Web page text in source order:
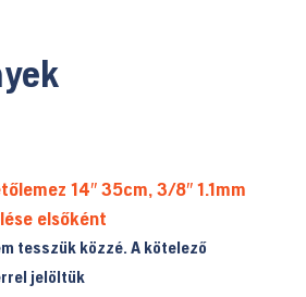
14″ 35cm, 3/8″ 1.1mm
elsőként
tesszük közzé. A kötelező
jelöltük